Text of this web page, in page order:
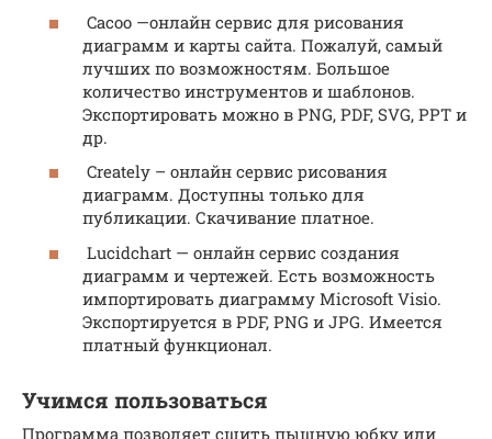
Cacoo —онлайн сервис для рисования
диаграмм и карты сайта. Пожалуй, самый
лучших по возможностям. Большое
количество инструментов и шаблонов.
Экспортировать можно в PNG, PDF, SVG, PPT и
др.
Creately – онлайн сервис рисования
диаграмм. Доступны только для
публикации. Скачивание платное.
Lucidchart — онлайн сервис создания
диаграмм и чертежей. Есть возможность
импортировать диаграмму Microsoft Visio.
Экспортируется в PDF, PNG и JPG. Имеется
платный функционал.
Учимся пользоваться
Программа позволяет сшить пышную юбку или